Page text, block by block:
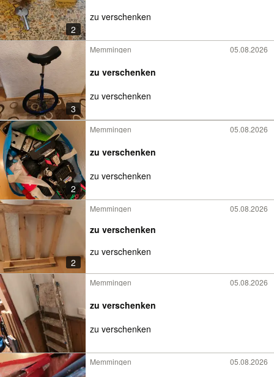
2
zu verschenken
3
Memmingen 05.08.2026
zu verschenken
zu verschenken
2
Memmingen 05.08.2026
zu verschenken
zu verschenken
2
Memmingen 05.08.2026
zu verschenken
zu verschenken
Memmingen 05.08.2026
zu verschenken
zu verschenken
Memmingen 05.08.2026